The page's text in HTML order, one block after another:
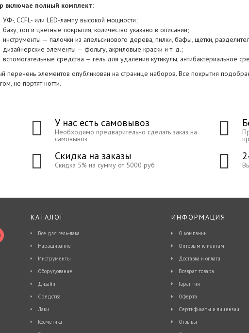
включае полный комплект:
УФ-, CCFL- или LED-лампу высокой мощности;
базу, топ и цветные покрытия, количество указано в описании;
инструменты — палочки из апельсинового дерева, пилки, бафы, щетки,
дизайнерские элементы — фольгу, акриловые краски и т. д.;
вспомогательные средства — гель для удаления кутикулы, антибактериальное
перечень элементов опубликован на странице наборов. Все покрытия
не портят ногти.
У нас есть самовывоз
Необходимо предварительно сделать заказ на
самовывоз
Скидка на заказы
Скидка 5% на сумму от 5000 руб
КАТАЛОГ
Все для гель-лака
Наращивание
Инструменты
Оборудование
Дизайн
Средства
Лаки
Косметика
ИНФОРМАЦИЯ
О компании
Оптовым клиентам
Доставка и оплата
Возврат товара
Гарантия
Оферта
Сертификаты и лицензии
Отзывы